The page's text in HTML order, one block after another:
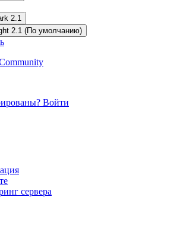
2.1
2.1 (По умолчанию)
Войти
сервера